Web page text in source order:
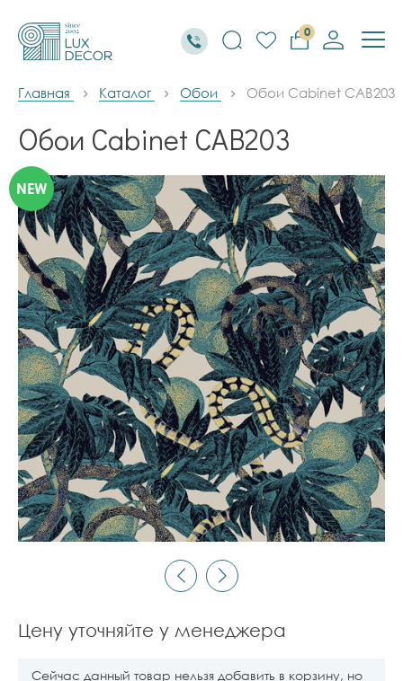
0
Главная Каталог Обои Обои Cabinet CAB203
Обои Cabinet CAB203
NEW
Цену уточняйте у менеджера
Сейчас данный товар нельзя добавить в корзину, но